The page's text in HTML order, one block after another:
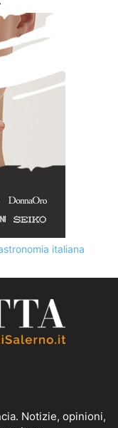
Notizie, opinioni,